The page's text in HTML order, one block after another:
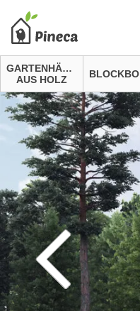
GARTENHÄUSER
AUS HOLZ